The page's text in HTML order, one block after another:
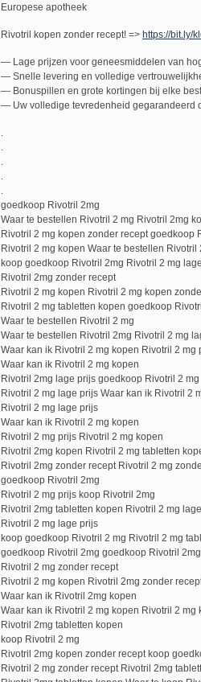
Europese apotheek
Rivotril kopen zonder recept! => https://bit.ly/
— Lage prijzen voor geneesmiddelen van
— Snelle levering en volledige
— Bonuspillen en grote kortingen bij elke
— Uw volledige tevredenheid gegarandeerd
.
.
.
.
.
goedkoop Rivotril 2mg
Waar te bestellen Rivotril 2 mg Rivotril 2mg
Rivotril 2 mg kopen zonder recept goedkoop
Rivotril 2 mg kopen Waar te bestellen Rivotril
koop goedkoop Rivotril 2mg Rivotril 2 mg
Rivotril 2mg zonder recept
Rivotril 2 mg kopen Rivotril 2 mg kopen
Rivotril 2 mg tabletten kopen goedkoop
Waar te bestellen Rivotril 2 mg
Waar te bestellen Rivotril 2mg Rivotril 2 mg
Waar kan ik Rivotril 2 mg kopen Rivotril 2 mg
Waar kan ik Rivotril 2 mg kopen
Rivotril 2mg lage prijs goedkoop Rivotril 2 mg
Rivotril 2 mg lage prijs Waar kan ik Rivotril 2
Rivotril 2 mg lage prijs
Waar kan ik Rivotril 2 mg kopen
Rivotril 2 mg prijs Rivotril 2 mg kopen
Rivotril 2mg kopen Rivotril 2 mg tabletten
Rivotril 2mg zonder recept Rivotril 2 mg
goedkoop Rivotril 2mg
Rivotril 2 mg prijs koop Rivotril 2mg
Rivotril 2mg tabletten kopen Rivotril 2 mg
Rivotril 2 mg lage prijs
koop goedkoop Rivotril 2 mg Rivotril 2 mg
goedkoop Rivotril 2mg goedkoop Rivotril 2mg
Rivotril 2 mg zonder recept
Rivotril 2 mg kopen Rivotril 2mg zonder
Waar kan ik Rivotril 2mg kopen
Waar kan ik Rivotril 2 mg kopen Rivotril 2 mg
Rivotril 2mg tabletten kopen
koop Rivotril 2 mg
Rivotril 2mg kopen zonder recept koop
Rivotril 2 mg zonder recept Rivotril 2mg